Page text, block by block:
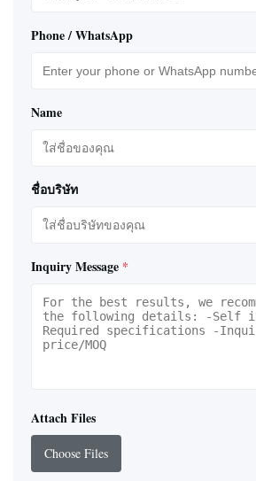
Phone / WhatsApp
Name
ชื่อบริษัท
Inquiry Message *
Attach Files
Choose Files